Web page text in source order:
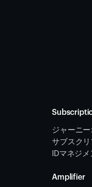
ジャーニ
サブスク
IDマネジ
Amplifier